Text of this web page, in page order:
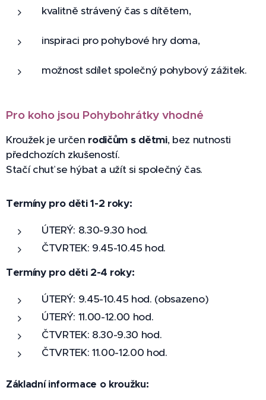
kvalitně strávený čas s dítětem,
inspiraci pro pohybové hry doma,
možnost sdílet společný pohybový zážitek.
Pro koho jsou Pohybohrátky vhodné
Kroužek je určen rodičům s dětmi, bez nutnosti
předchozích zkušeností.
Stačí chuť se hýbat a užít si společný čas.
Termíny pro děti 1-2 roky:
ÚTERÝ: 8.30-9.30 hod.
ČTVRTEK: 9.45-10.45 hod.
Termíny pro děti 2-4 roky:
ÚTERÝ: 9.45-10.45 hod. (obsazeno)
ÚTERÝ: 11.00-12.00 hod.
ČTVRTEK: 8.30-9.30 hod.
ČTVRTEK: 11.00-12.00 hod.
Základní informace o kroužku: